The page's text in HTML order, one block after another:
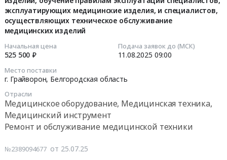
эксплуатирующих медицинские изделия, и специалистов,
осуществляющих техническое обслуживание
медицинских изделий
Начальная цена
525 500 ₽
Подача заявок до (МСК)
11.08.2025 09:00
Место поставки
г. Грайворон, Белгородская область
Отрасли
Медицинское оборудование, Медицинская техника,
Медицинский инструмент
Ремонт и обслуживание медицинской техники
№2389094677 от 25.07.25